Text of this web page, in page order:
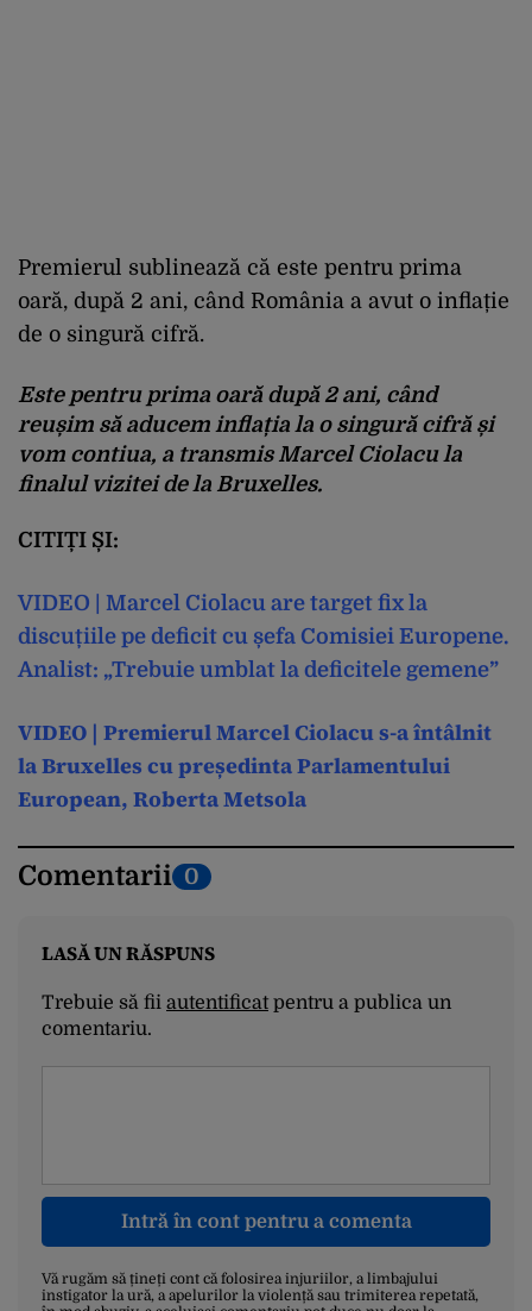
Premierul sublinează că este pentru prima
oară, după 2 ani, când România a avut o inflație
de o singură cifră.
Este pentru prima oară după 2 ani, când
reușim să aducem inflația la o singură cifră și
vom contiua, a transmis Marcel Ciolacu la
finalul vizitei de la Bruxelles.
CITIȚI ȘI:
VIDEO | Marcel Ciolacu are target fix la
discuțiile pe deficit cu șefa Comisiei Europene.
Analist: „Trebuie umblat la deficitele gemene”
VIDEO | Premierul Marcel Ciolacu s-a întâlnit
la Bruxelles cu președinta Parlamentului
European, Roberta Metsola
Comentarii 0
LASĂ UN RĂSPUNS
Trebuie să fii autentificatpentru a publica un
comentariu.
Intră în cont pentru a comenta
Vă rugăm să țineți cont că folosirea injuriilor, a limbajului
instigator la ură, a apelurilor la violență sau trimiterea repetată,